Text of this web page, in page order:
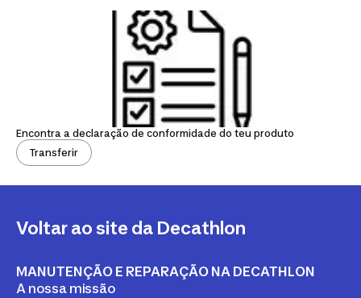
Encontra a declaração de conformidade do teu produto
Transferir
Voltar ao site da Decathlon
MANUTENÇÃO E REPARAÇÃO NA DECATHLON
A nossa missão